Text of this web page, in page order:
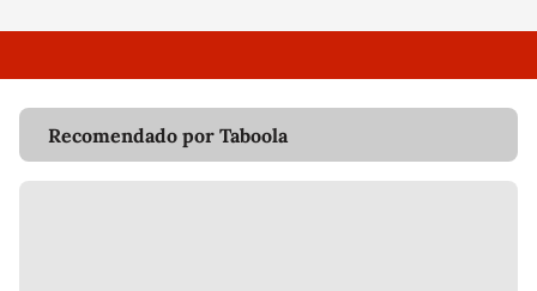
Recomendado por Taboola